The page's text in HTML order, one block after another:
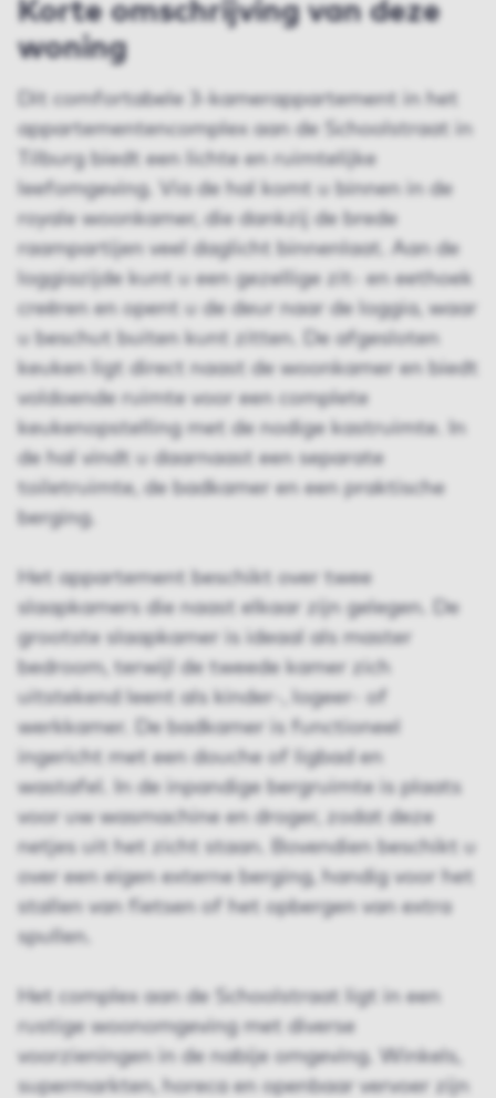
Korte omschrijving van deze
woning
Dit comfortabele 3-kamerappartement in het
appartementencomplex aan de Schoolstraat in
Tilburg biedt een lichte en ruimtelijke
leefomgeving. Via de hal komt u binnen in de
royale woonkamer, die dankzij de brede
raampartijen veel daglicht binnenlaat. Aan de
loggiazijde kunt u een gezellige zit- en eethoek
creëren en opent u de deur naar de loggia, waar
u beschut buiten kunt zitten. De afgesloten
keuken ligt direct naast de woonkamer en biedt
voldoende ruimte voor een complete
keukenopstelling met de nodige kastruimte. In
de hal vindt u daarnaast een separate
toiletruimte, de badkamer en een praktische
berging.
Het appartement beschikt over twee
slaapkamers die naast elkaar zijn gelegen. De
grootste slaapkamer is ideaal als master
bedroom, terwijl de tweede kamer zich
uitstekend leent als kinder-, logeer- of
werkkamer. De badkamer is functioneel
ingericht met een douche of ligbad en
wastafel. In de inpandige bergruimte is plaats
voor uw wasmachine en droger, zodat deze
netjes uit het zicht staan. Bovendien beschikt u
over een eigen externe berging, handig voor het
stallen van fietsen of het opbergen van extra
spullen.
Het complex aan de Schoolstraat ligt in een
rustige woonomgeving met diverse
voorzieningen in de nabije omgeving. Winkels,
supermarkten, horeca en openbaar vervoer zijn